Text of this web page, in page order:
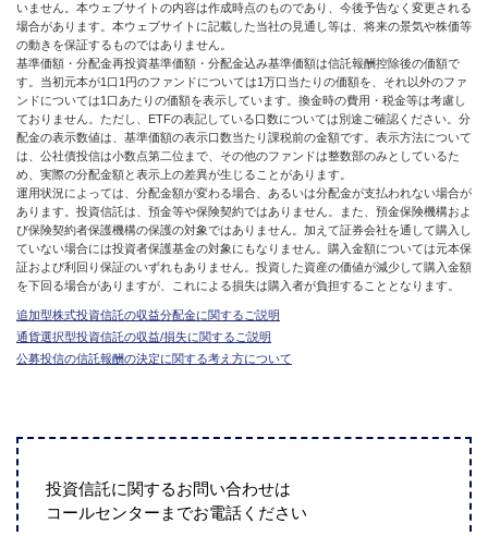
いません。本ウェブサイトの内容は作成時点のものであり、今後予告なく変更される
場合があります。本ウェブサイトに記載した当社の見通し等は、将来の景気や株価等
の動きを保証するものではありません。
基準価額・分配金再投資基準価額・分配金込み基準価額は信託報酬控除後の価額で
す。当初元本が1口1円のファンドについては1万口当たりの価額を、それ以外のファ
ンドについては1口あたりの価額を表示しています。換金時の費用・税金等は考慮し
ておりません。ただし、ETFの表記している口数については別途ご確認ください。分
配金の表示数値は、基準価額の表示口数当たり課税前の金額です。表示方法について
は、公社債投信は小数点第二位まで、その他のファンドは整数部のみとしているた
め、実際の分配金額と表示上の差異が生じることがあります。
運用状況によっては、分配金額が変わる場合、あるいは分配金が支払われない場合が
あります。投資信託は、預金等や保険契約ではありません。また、預金保険機構およ
び保険契約者保護機構の保護の対象ではありません。加えて証券会社を通して購入し
ていない場合には投資者保護基金の対象にもなりません。購入金額については元本保
証および利回り保証のいずれもありません。投資した資産の価値が減少して購入金額
を下回る場合がありますが、これによる損失は購入者が負担することとなります。
追加型株式投資信託の収益分配金に関するご説明
通貨選択型投資信託の収益/損失に関するご説明
公募投信の信託報酬の決定に関する考え方について
投資信託に関するお問い合わせは
コールセンターまでお電話ください